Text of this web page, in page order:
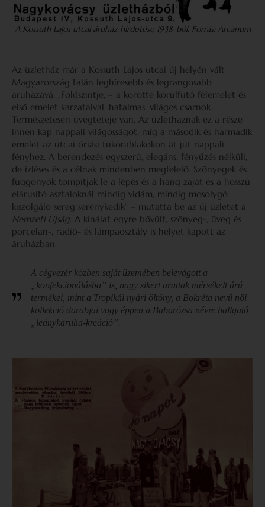
A Kossuth Lajos utcai áruház hirdetése 1938-ból. Forrás: Arcanum
Az üzletház már a Kossuth Lajos utcai új helyén vált
Magyarország talán leghíresebb és legrangosabb
áruházává. „Földszintje, – a körötte körülfutó félemelet és
első emelet karzataival, hatalmas, világos csarnok.
Természetesen üvegteteje van. Az üzletháznak ez a része
innen kap nappali világosságot, míg a második és harmadik
emelet az utcai óriási tükörablakokon át jut nappali
fényhez. A berendezés egyszerű, elegáns, fényűzés nélküli,
de ízléses és a célnak mindenben megfelelő. Szőnyegek és
függönyök tompítják le a lépés és a hang zaját és a hosszú
elárusító asztaloknál mindig vidám, mindig mosolygó
kiszolgáló sereg serénykedik” – mutatta be az új üzletet a
Nemzeti Ujság. A kínálat egyre bővült, szőnyeg-, üveg és
porcelán-, rádió- és lámpaosztály is helyet kapott az
áruházban.
A cégvezér közben saját üzemében belevágott a
„konfekcionálásba” is, nagy sikert arattak mérsékelt árú
termékei, mint a Tropikál nyári öltöny, a Bokréta nevű női
kollekció darabjai vagy éppen a Babarózsa névre hallgató
„leánykaruha-kreáció”.